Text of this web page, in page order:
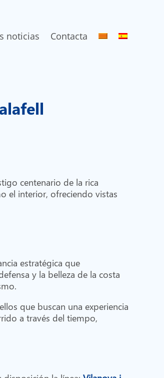
noticias Contacta
centenario de la rica
el interior, ofreciendo vistas
estratégica que
y la belleza de la costa
que buscan una experiencia
a través del tiempo,